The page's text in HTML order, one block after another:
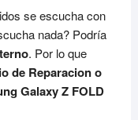
se escucha con
nada? Podría
. Por lo que
de Reparacion o
Galaxy Z FOLD